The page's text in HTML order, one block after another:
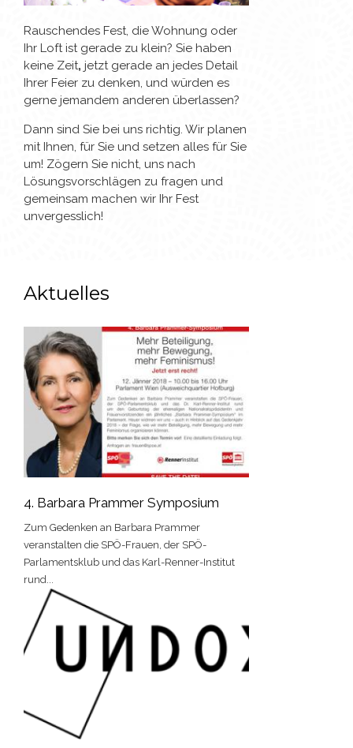
Rauschendes Fest, die Wohnung oder
Ihr Loft ist gerade zu klein? Sie haben
keine Zeit, jetzt gerade an jedes Detail
Ihrer Feier zu denken, und würden es
gerne jemandem anderen überlassen?
Dann sind Sie bei uns richtig. Wir planen
mit Ihnen, für Sie und setzen alles für Sie
um! Zögern Sie nicht, uns nach
Lösungsvorschlägen zu fragen und
gemeinsam machen wir Ihr Fest
unvergesslich!
Aktuelles
4. Barbara Prammer Symposium
Zum Gedenken an Barbara Prammer
veranstalten die SPÖ-Frauen, der SPÖ-
Parlamentsklub und das Karl-Renner-Institut
rund...